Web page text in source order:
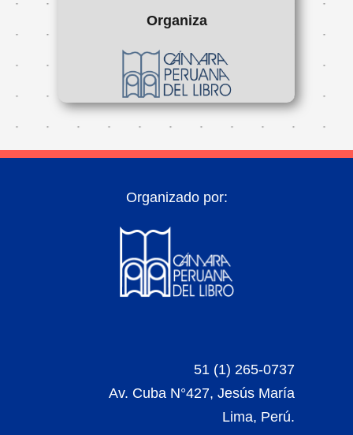
Organiza
Organizado por:
51 (1) 265-0737
Av. Cuba N°427, Jesús María
Lima, Perú.